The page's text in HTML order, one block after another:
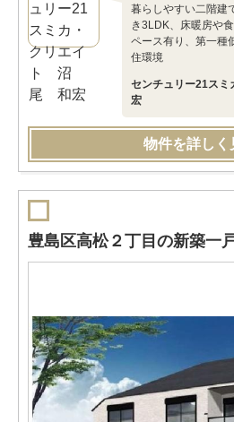
暮らしやすい二階建
き3LDK、床暖房や
ペース有り、第一種
住環境
センチュリー21ス
宏
物件を詳しく
豊島区高松２丁目の新築一